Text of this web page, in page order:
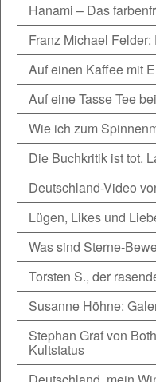
Hanami – Das
Franz Michael
Auf einen Kaffee mit
Auf eine Tasse Tee
Wie ich zum
Die Buchkritik ist tot.
Deutschland-Video
Lügen, Likes und
Was sind Sterne-
Torsten S., der
Susanne Höhne:
Stephan Graf von
Kultstatus